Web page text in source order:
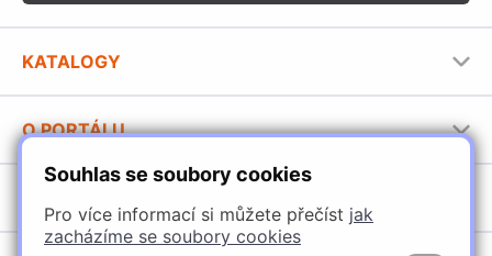
Souhlas se soubory cookies
Pro více informací si můžete přečíst jak
zacházíme se soubory cookies
KATALOGY
Stavební katalog Häfele
Brožury Häfele
O PORTÁLU
Provozovatel portálu
Jak používat portál
Úchytky